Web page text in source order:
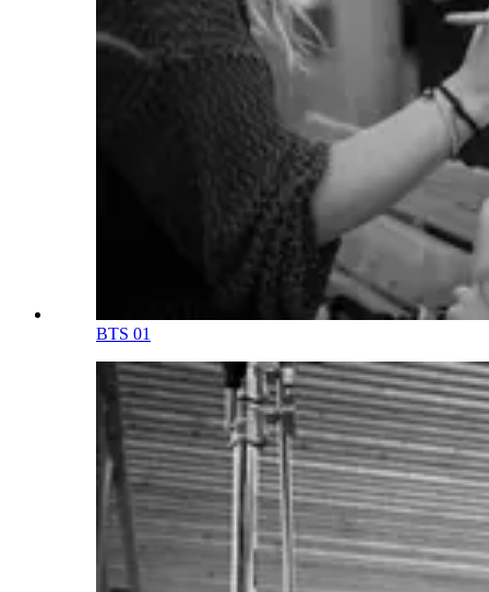
BTS 01